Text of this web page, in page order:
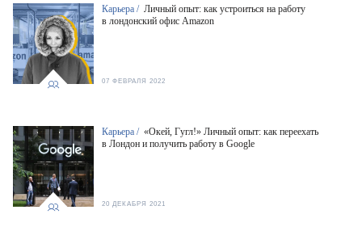
Карьера / Личный опыт: как устроиться на работу
в лондонский офис Amazon
07 ФЕВРАЛЯ 2022
Карьера / «Окей, Гугл!» Личный опыт: как переехать
в Лондон и получить работу в Google
20 ДЕКАБРЯ 2021